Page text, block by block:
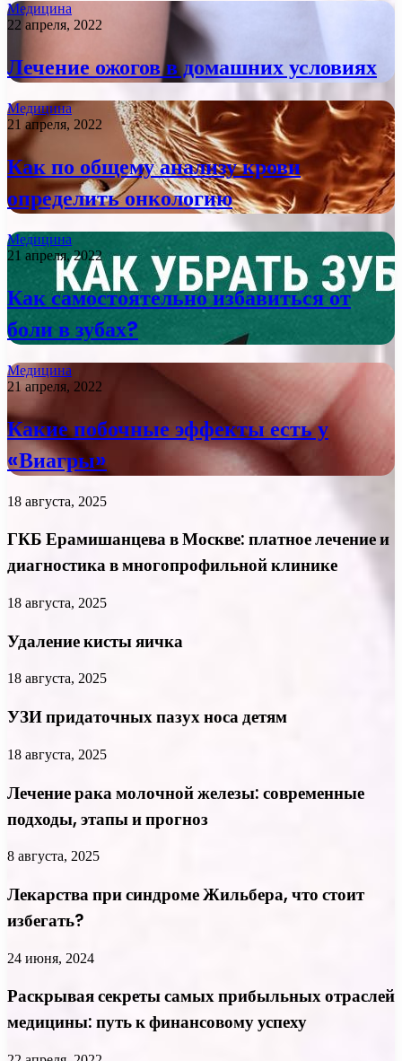
Медицина
22 апреля, 2022
Лечение ожогов в домашних условиях
Медицина
21 апреля, 2022
Как по общему анализу крови
определить онкологию
Медицина
21 апреля, 2022
Как самостоятельно избавиться от
боли в зубах?
Медицина
21 апреля, 2022
Какие побочные эффекты есть у
«Виагры»
18 августа, 2025
ГКБ Ерамишанцева в Москве: платное лечение и
диагностика в многопрофильной клинике
18 августа, 2025
Удаление кисты яичка
18 августа, 2025
УЗИ придаточных пазух носа детям
18 августа, 2025
Лечение рака молочной железы: современные
подходы, этапы и прогноз
8 августа, 2025
Лекарства при синдроме Жильбера, что стоит
избегать?
24 июня, 2024
Раскрывая секреты самых прибыльных отраслей
медицины: путь к финансовому успеху